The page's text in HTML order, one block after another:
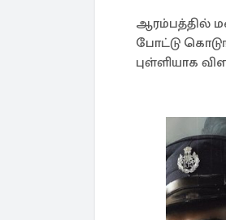
ஆரம்பத்தில்
போட்டு
புள்ளியாக